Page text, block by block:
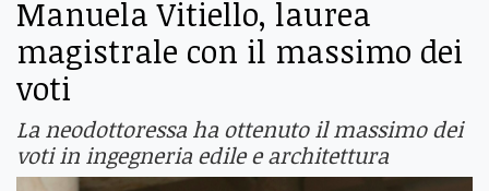
Manuela Vitiello, laurea
magistrale con il massimo dei
voti
La neodottoressa ha ottenuto il massimo dei
voti in ingegneria edile e architettura